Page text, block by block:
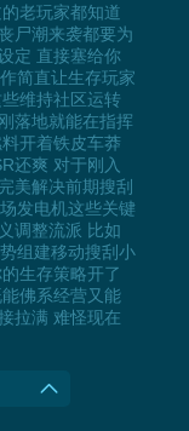
老玩家都知道
尸潮来袭都要为
定 直接塞给你
简直让生存玩家
维持社区运转
落地就能在指挥
开着铁皮车莽
还爽 对于刚入
美解决前期搜刮
发电机这些关键
调整流派 比如
组建移动搜刮小
生存策略开了
佛系经营又能
拉满 难怪现在